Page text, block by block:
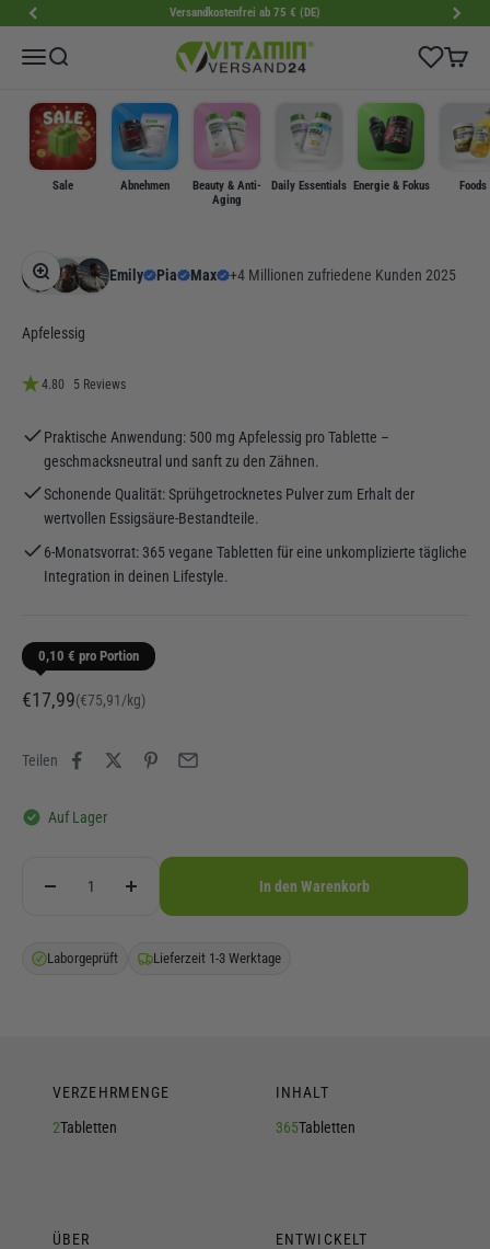
Zum Inhalt springen Versandkostenfrei ab 75 € (DE)
MenüSuche VitaminVersand24 Wishlist
Sale Abnehmen
Beauty & Anti-
Aging
Daily Essentials Energie & Fokus Foods
Bild vergrößern
Emily Pia Max +4 Millionen zufriedene Kunden 2025
Apfelessig
4.80 5 Reviews
Praktische Anwendung: 500 mg Apfelessig pro Tablette –
geschmacksneutral und sanft zu den Zähnen.
Schonende Qualität: Sprühgetrocknetes Pulver zum Erhalt der
wertvollen Essigsäure-Bestandteile.
6-Monatsvorrat: 365 vegane Tabletten für eine unkomplizierte tägliche
Integration in deinen Lifestyle.
0,10 € pro Portion
Angebot
€17,99(€75,91/kg)
Teilen
Auf Lager
In den Warenkorb
Laborgeprüft Lieferzeit 1-3 Werktage
VERZEHRMENGE
2Tabletten
INHALT
365Tabletten
ÜBER
ENTWICKELT